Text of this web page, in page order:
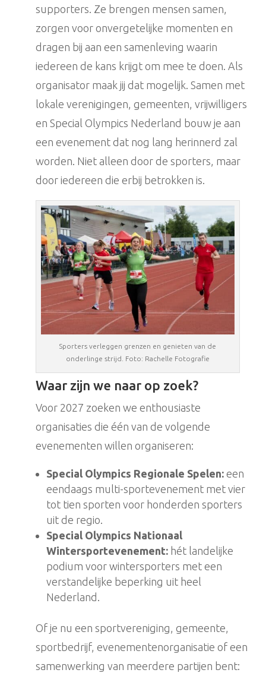
supporters. Ze brengen mensen samen,
zorgen voor onvergetelijke momenten en
dragen bij aan een samenleving waarin
iedereen de kans krijgt om mee te doen. Als
organisator maak jij dat mogelijk. Samen met
lokale verenigingen, gemeenten, vrijwilligers
en Special Olympics Nederland bouw je aan
een evenement dat nog lang herinnerd zal
worden. Niet alleen door de sporters, maar
door iedereen die erbij betrokken is.
Sporters verleggen grenzen en genieten van de
onderlinge strijd. Foto: Rachelle Fotografie
Waar zijn we naar op zoek?
Voor 2027 zoeken we enthousiaste
organisaties die één van de volgende
evenementen willen organiseren:
Special Olympics Regionale Spelen:een
eendaags multi-sportevenement met vier
tot tien sporten voor honderden sporters
uit de regio.
Special Olympics Nationaal
Wintersportevenement:hét landelijke
podium voor wintersporters met een
verstandelijke beperking uit heel
Nederland.
Of je nu een sportvereniging, gemeente,
sportbedrijf, evenementenorganisatie of een
samenwerking van meerdere partijen bent: